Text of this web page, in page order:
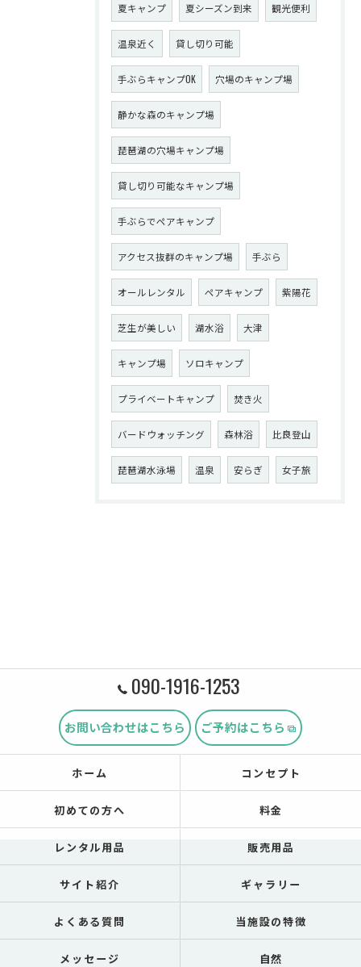
夏キャンプ 夏シーズン到来 観光便利
温泉近く 貸し切り可能
手ぶらキャンプOK 穴場のキャンプ場
静かな森のキャンプ場
琵琶湖の穴場キャンプ場
貸し切り可能なキャンプ場
手ぶらでペアキャンプ
アクセス抜群のキャンプ場 手ぶら
オールレンタル ペアキャンプ 紫陽花
芝生が美しい 湖水浴 大津
キャンプ場 ソロキャンプ
プライベートキャンプ 焚き火
バードウォッチング 森林浴 比良登山
琵琶湖水泳場 温泉 安らぎ 女子旅
090-1916-1253
お問い合わせはこちら ご予約はこちら
ホーム コンセプト
初めての方へ 料金
レンタル用品 販売用品
サイト紹介 ギャラリー
よくある質問 当施設の特徴
メッセージ 自然